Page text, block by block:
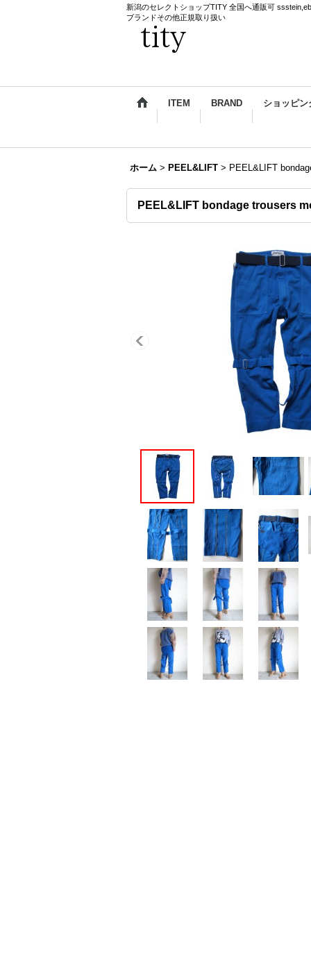
新潟のセレクトショップTITY 全国へ通販可
ブランドその他正規取り扱い
ITEM BRAND ショッピン
ホーム > PEEL&LIFT > PEEL&LIFT
PEEL&LIFT bondage trousers